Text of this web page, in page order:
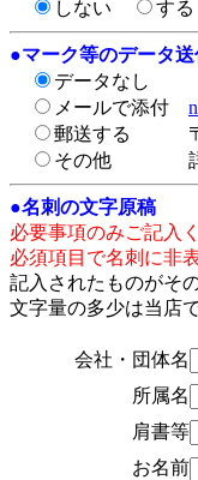
しない
する
●マーク等のデータ
データなし
メールで添付
郵送する
その他
●名刺の文字原稿
必要事項のみご記入
必須項目で名刺に非
記入されたものがそ
文字量の多少は当店
会社・団体名
所属名
肩書等
お名前